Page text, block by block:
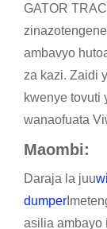
GATOR
ambavyo
za kazi. Zaidi
kwenye tovuti
wanaofuata
Maombi:
Daraja la juu
dumper
asilia ambayo